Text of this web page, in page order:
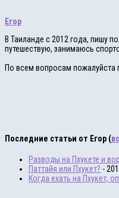
Егор
В Таиланде с 2012 года, пишу
путешествую, занимаюсь
По всем вопросам пожалуйста
Последние статьи от Егор (
Разводы на Пхукете и
Паттайя или Пхукет? -
Когда ехать на Пхукет,